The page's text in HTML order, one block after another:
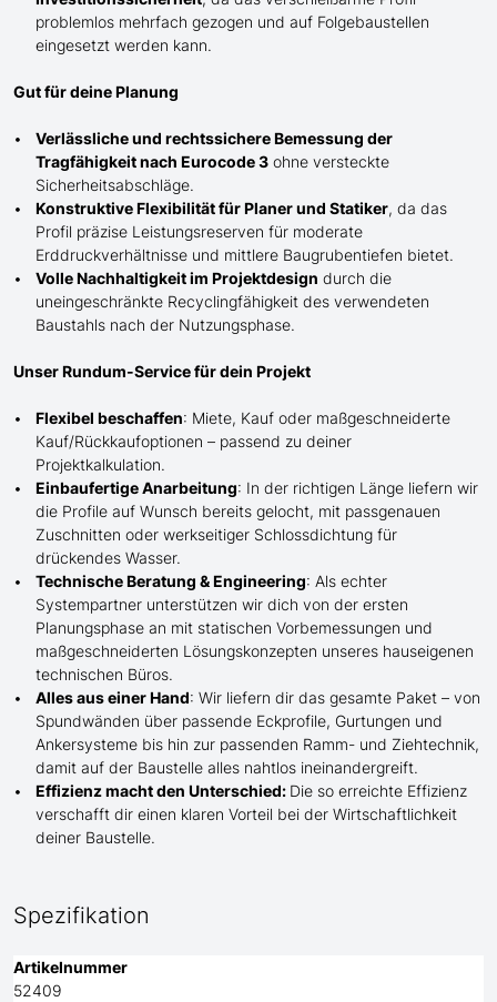
problemlos mehrfach gezogen und auf Folgebaustellen
eingesetzt werden kann.
Gut für deine Planung
Verlässliche und rechtssichere Bemessung der
Tragfähigkeit nach Eurocode 3 ohne versteckte
Sicherheitsabschläge.
Konstruktive Flexibilität für Planer und Statiker, da das
Profil präzise Leistungsreserven für moderate
Erddruckverhältnisse und mittlere Baugrubentiefen bietet.
Volle Nachhaltigkeit im Projektdesign durch die
uneingeschränkte Recyclingfähigkeit des verwendeten
Baustahls nach der Nutzungsphase.
Unser Rundum-Service für dein Projekt
Flexibel beschaffen: Miete, Kauf oder maßgeschneiderte
Kauf/Rückkaufoptionen – passend zu deiner
Projektkalkulation.
Einbaufertige Anarbeitung: In der richtigen Länge liefern wir
die Profile auf Wunsch bereits gelocht, mit passgenauen
Zuschnitten oder werkseitiger Schlossdichtung für
drückendes Wasser.
Technische Beratung & Engineering: Als echter
Systempartner unterstützen wir dich von der ersten
Planungsphase an mit statischen Vorbemessungen und
maßgeschneiderten Lösungskonzepten unseres hauseigenen
technischen Büros.
Alles aus einer Hand: Wir liefern dir das gesamte Paket – von
Spundwänden über passende Eckprofile, Gurtungen und
Ankersysteme bis hin zur passenden Ramm- und Ziehtechnik,
damit auf der Baustelle alles nahtlos ineinandergreift.
Effizienz macht den Unterschied: Die so erreichte Effizienz
verschafft dir einen klaren Vorteil bei der Wirtschaftlichkeit
deiner Baustelle.
Spezifikation
Artikelnummer
52409